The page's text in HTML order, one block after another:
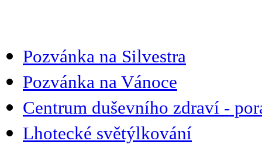
Pozvánka na Silvestra
Pozvánka na Vánoce
Centrum duševního zdraví -
Lhotecké světýlkování